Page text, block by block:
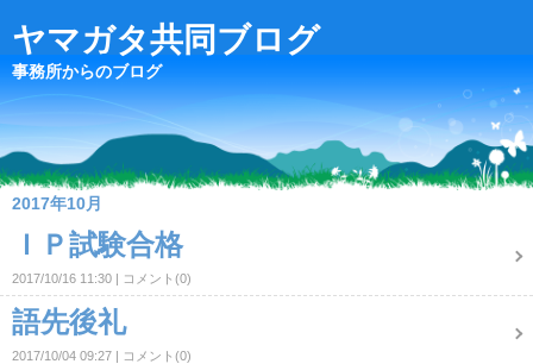
ヤマガタ共同ブログ
事務所からのブログ
2017年10月
ＩＰ試験合格
2017/10/16 11:30 コメント(0)
語先後礼
2017/10/04 09:27 コメント(0)